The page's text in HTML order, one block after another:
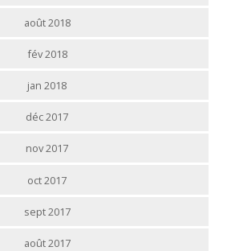
août 2018
fév 2018
jan 2018
déc 2017
nov 2017
oct 2017
sept 2017
août 2017